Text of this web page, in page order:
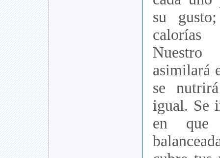
su
calorías
asimilará
se
igual. Se
en que